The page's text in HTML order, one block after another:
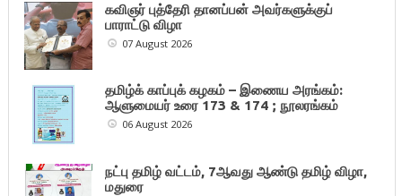
கவிஞர் புத்தேரி தானப்பன் அவர்களுக்குப்
பாராட்டு விழா
07 August 2026
தமிழ்க் காப்புக் கழகம் – இணைய அரங்கம்:
ஆளுமையர் உரை 173 & 174 ; நூலரங்கம்
06 August 2026
நட்பு தமிழ் வட்டம், 7ஆவது ஆண்டு தமிழ் விழா,
மதுரை